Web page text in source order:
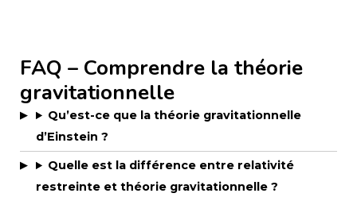
FAQ – Comprendre la théorie
gravitationnelle
Qu’est-ce que la théorie gravitationnelle
d’Einstein ?
Quelle est la différence entre relativité
restreinte et théorie gravitationnelle ?